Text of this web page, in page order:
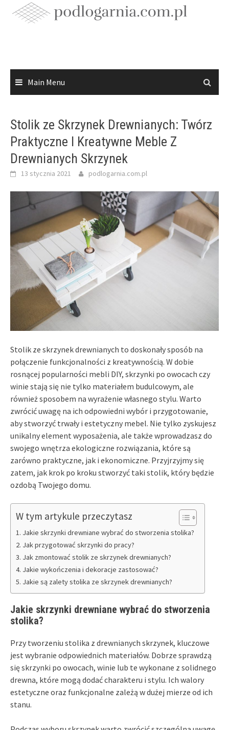
Main Menu
Stolik ze Skrzynek Drewnianych: Twórz
Praktyczne I Kreatywne Meble Z
Drewnianych Skrzynek
13 stycznia 2021 podlogarnia.com.pl
Stolik ze skrzynek drewnianych to doskonały sposób na
połączenie funkcjonalności z kreatywnością. W dobie
rosnącej popularności mebli DIY, skrzynki po owocach czy
winie stają się nie tylko materiałem budulcowym, ale
również sposobem na wyrażenie własnego stylu. Warto
zwrócić uwagę na ich odpowiedni wybór i przygotowanie,
aby stworzyć trwały i estetyczny mebel. Nie tylko zyskujesz
unikalny element wyposażenia, ale także wprowadzasz do
swojego wnętrza ekologiczne rozwiązania, które są
zarówno praktyczne, jak i ekonomiczne. Przyjrzyjmy się
zatem, jak krok po kroku stworzyć taki stolik, który będzie
ozdobą Twojego domu.
W tym artykule przeczytasz
Jakie skrzynki drewniane wybrać do stworzenia stolika?
Jak przygotować skrzynki do pracy?
Jak zmontować stolik ze skrzynek drewnianych?
Jakie wykończenia i dekoracje zastosować?
Jakie są zalety stolika ze skrzynek drewnianych?
Jakie skrzynki drewniane wybrać do stworzenia
stolika?
Przy tworzeniu stolika z drewnianych skrzynek, kluczowe
jest wybranie odpowiednich materiałów. Dobrze sprawdzą
się skrzynki po owocach, winie lub te wykonane z solidnego
drewna, które mogą dodać charakteru i stylu. Ich walory
estetyczne oraz funkcjonalne zależą w dużej mierze od ich
stanu.